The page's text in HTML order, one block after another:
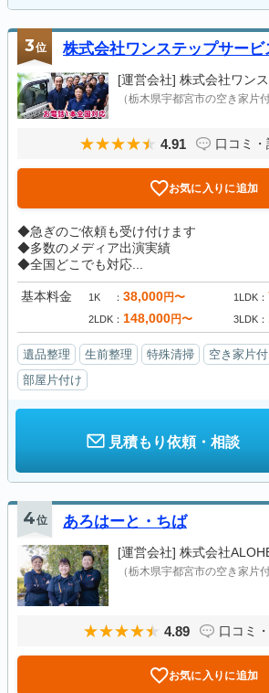
3位 株式会社ワンステップサービ
[運営会社] 株式会社ワン
（栃木県宇都宮市の空き家片付
4.91 口コミ・
お気に入りに追加
◆急ぎのご依頼も受け付けます
◆多数のメディア出演実績
◆全国どこでも対応...
基本料金 1K 38,000円〜 1LDK
2LDK 148,000円〜 3LDK
遺品整理 生前整理 特殊清掃 空き家片
部屋片付け
見積もり依頼・相談
4位 あろはーと・ちば
[運営会社] 株式会社
（栃木県宇都宮市の空き家片付
4.89 口コミ
お気に入りに追加